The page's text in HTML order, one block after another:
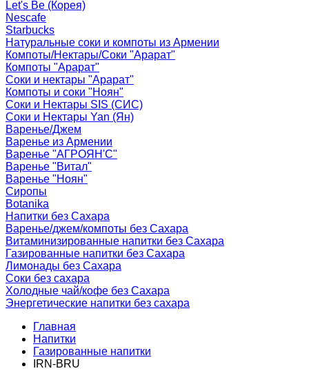
Let's Be (Корея)
Nescafe
Starbucks
Натуральные соки и компоты из Армении
Компоты/Нектары/Соки "Арарат"
Компоты "Арарат"
Соки и нектары "Арарат"
Компоты и соки "Ноян"
Соки и Нектары SIS (СИС)
Соки и Нектары Yan (Ян)
Варенье/Джем
Варенье из Армении
Варенье "АГРОЯН'С"
Варенье "Витал"
Варенье "Ноян"
Сиропы
Botanika
Напитки без Сахара
Варенье/джем/компоты без Сахара
Витаминизированные напитки без Сахара
Газированные напитки без Сахара
Лимонады без Сахара
Соки без сахара
Холодные чай/кофе без Сахара
Энергетические напитки без сахара
Главная
Напитки
Газированные напитки
IRN-BRU